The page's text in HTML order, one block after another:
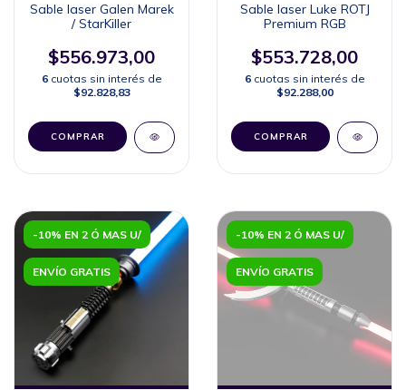
Sable laser Galen Marek
/ StarKiller
$556.973,00
6 cuotas sin interés de
$92.828,83
COMPRAR
Sable laser Luke ROTJ
Premium RGB
$553.728,00
6 cuotas sin interés de
$92.288,00
COMPRAR
-10% EN 2 Ó MAS U/
ENVÍO GRATIS
-10% EN 2 Ó MAS U/
ENVÍO GRATIS